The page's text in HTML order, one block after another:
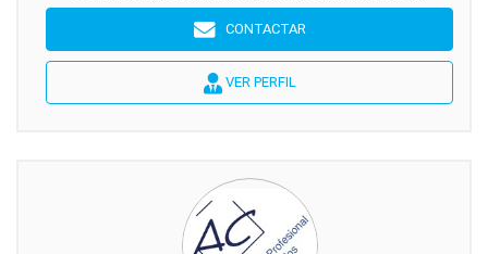
CONTACTAR
VER PERFIL